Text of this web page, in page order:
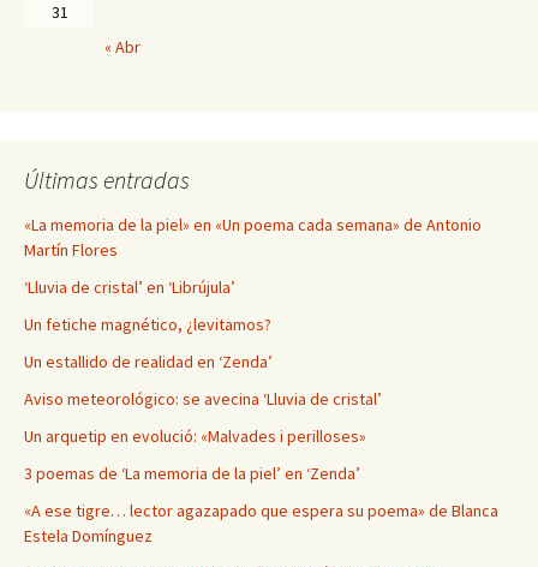
31
« Abr
Últimas entradas
«La memoria de la piel» en «Un poema cada semana» de Antonio
Martín Flores
‘Lluvia de cristal’ en ‘Librújula’
Un fetiche magnético, ¿levitamos?
Un estallido de realidad en ‘Zenda’
Aviso meteorológico: se avecina ‘Lluvia de cristal’
Un arquetip en evolució: «Malvades i perilloses»
3 poemas de ‘La memoria de la piel’ en ‘Zenda’
«A ese tigre… lector agazapado que espera su poema» de Blanca
Estela Domínguez